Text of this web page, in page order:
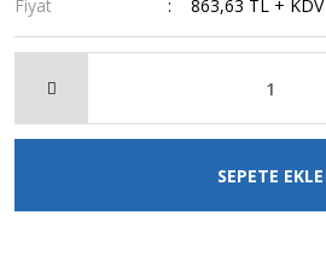
Fiyat
863,63 TL + KDV
SEPETE EKLE